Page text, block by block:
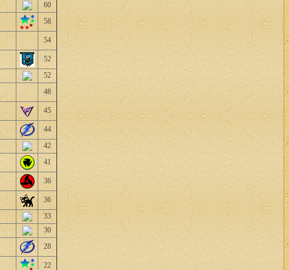
60
58
54
52
52
48
45
44
42
41
36
36
33
30
28
22